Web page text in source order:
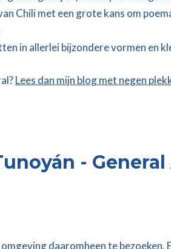
Chili met een grote kans om
in allerlei bijzondere vormen en
Lees dan mijn blog met negen
- General
daaromheen te bezoeken.